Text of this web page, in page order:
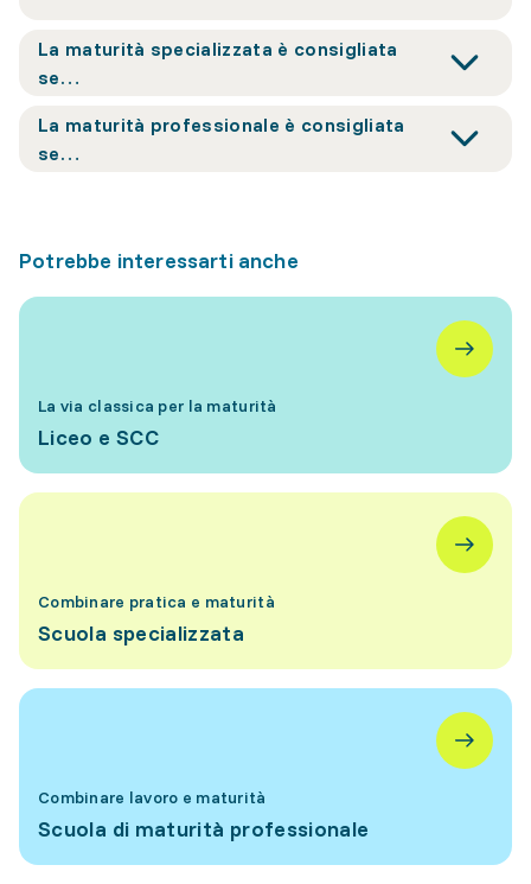
La maturità specializzata è consigliata
se…
La maturità professionale è consigliata
se…
Potrebbe interessarti anche
La via classica per la maturità
Liceo e SCC
Combinare pratica e maturità
Scuola specializzata
Combinare lavoro e maturità
Scuola di maturità professionale